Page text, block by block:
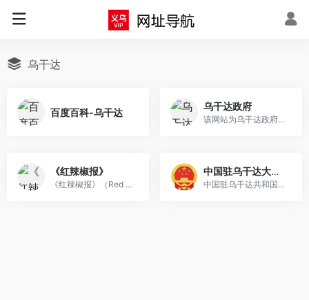
乌干达
百度百科-乌干达
乌干达政府
该网站为乌干达政府（Stateho...
《红辣椒报》
《红辣椒报》（Red Pepper）...
中国驻乌干达大使馆
中国驻乌干达共和国大使馆（E...